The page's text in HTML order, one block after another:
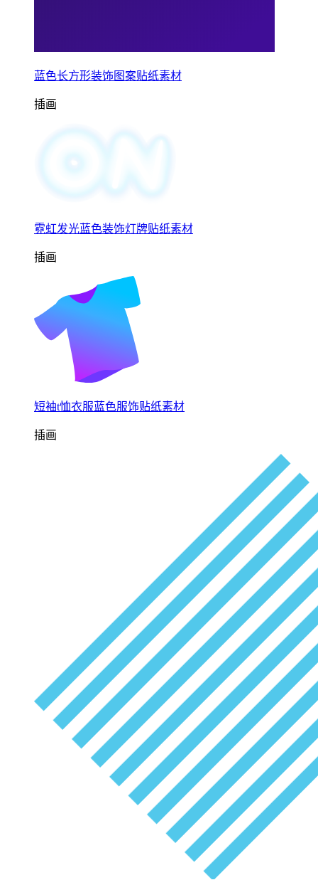
蓝色长方形装饰图案贴纸素材
插画
霓虹发光蓝色装饰灯牌贴纸素材
插画
短袖t恤衣服蓝色服饰贴纸素材
插画